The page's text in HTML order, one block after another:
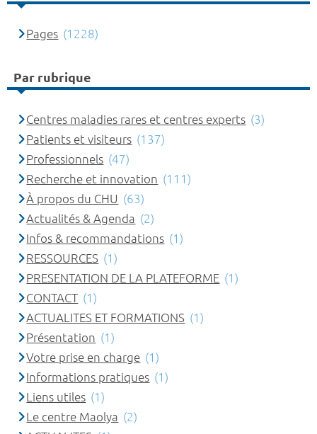
Pages (1228)
Par rubrique
Centres maladies rares et centres experts (3)
Patients et visiteurs (137)
Professionnels (47)
Recherche et innovation (111)
À propos du CHU (63)
Actualités & Agenda (2)
Infos & recommandations (1)
RESSOURCES (1)
PRESENTATION DE LA PLATEFORME (1)
CONTACT (1)
ACTUALITES ET FORMATIONS (1)
Présentation (1)
Votre prise en charge (1)
Informations pratiques (1)
Liens utiles (1)
Le centre Maolya (2)